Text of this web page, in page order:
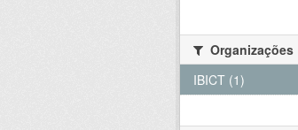
Organizações
IBICT (1)